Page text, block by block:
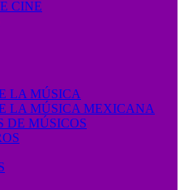
CINE
LA MÚSICA
LA MÚSICA MEXICANA
DE MÚSICOS